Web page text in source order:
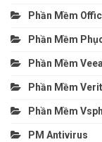
Phần Mềm
Phần Mềm
Phần Mềm
Phần Mềm
Phần Mềm
PM Antivirus